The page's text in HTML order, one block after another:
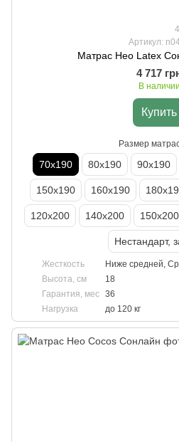
4
Артикул:
Матрас Нео Latex
4 717
В наличии
Купить
Размер
70х190 80х190 90х190
150х190 160х190
120х200 140х200 150х200
Нестандарт,
Жесткость
Ниже средней,
Высота, см
18
Гарантия, мес 36
Нагрузка
до 120 кг